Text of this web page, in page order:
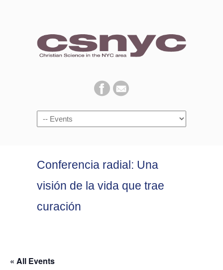
Navigation
Conferencia radial: Una
visión de la vida que trae
curación
« All Events